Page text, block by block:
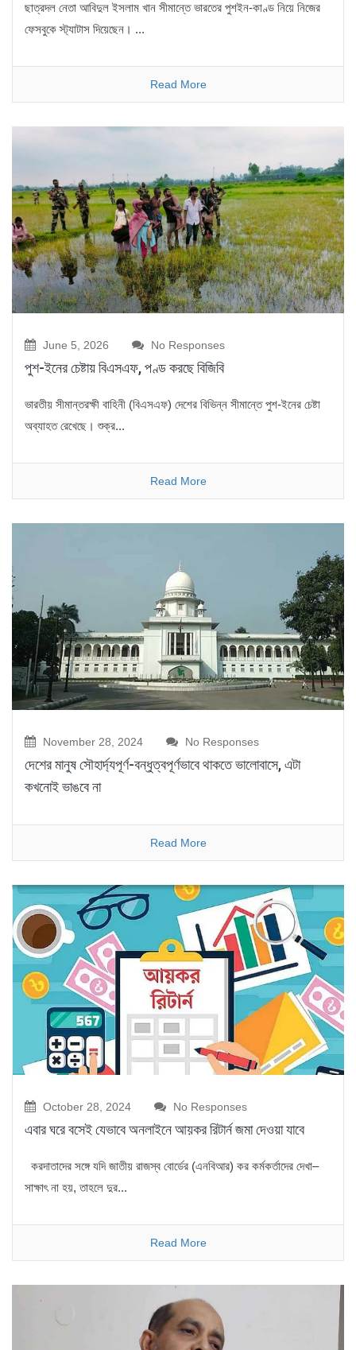
ছাত্রদল নেতা আবিদুল ইসলাম খান সীমান্তে ভারতের পুশইন-কাণ্ড নিয়ে নিজের
ফেসবুকে স্ট্যাটাস দিয়েছেন। ...
Read More
June 5, 2026 No Responses
পুশ-ইনের চেষ্টায় বিএসএফ, পণ্ড করছে বিজিবি
ভারতীয় সীমান্তরক্ষী বাহিনী (বিএসএফ) দেশের বিভিন্ন সীমান্তে পুশ-ইনের চেষ্টা
অব্যাহত রেখেছে। শুক্র...
Read More
November 28, 2024 No Responses
দেশের মানুষ সৌহার্দ্যপূর্ণ-বন্ধুত্বপূর্ণভাবে থাকতে ভালোবাসে, এটা
কখনোই ভাঙবে না
Read More
October 28, 2024 No Responses
এবার ঘরে বসেই যেভাবে অনলাইনে আয়কর রিটার্ন জমা দেওয়া যাবে
করদাতাদের সঙ্গে যদি জাতীয় রাজস্ব বোর্ডের (এনবিআর) কর কর্মকর্তাদের দেখা–
সাক্ষাৎ না হয়, তাহলে দুর...
Read More